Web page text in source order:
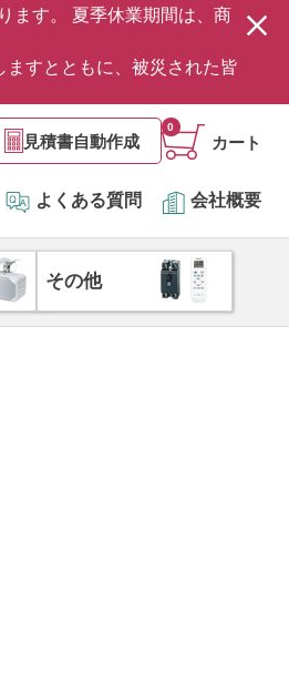
ます。 夏季休業期間は、商
すとともに、被災された皆
見積書自動作成 カート
0
よくある質問 会社概要
その他